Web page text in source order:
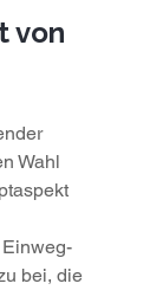
von
Wahl
bei, die